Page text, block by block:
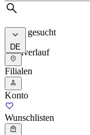
Meist gesucht
Suchverlauf
DE
Filialen
Konto
Wunschlisten